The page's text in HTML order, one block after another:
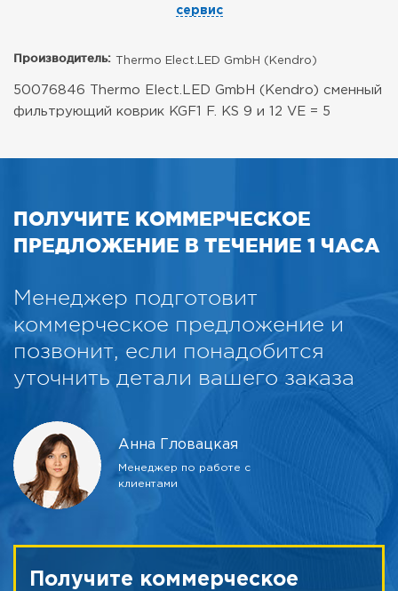
сервис
Производитель: Thermo Elect.LED GmbH (Kendro)
50076846 Thermo Elect.LED GmbH (Kendro) сменный
фильтрующий коврик KGF1 F. KS 9 и 12 VE = 5
ПОЛУЧИТЕ КОММЕРЧЕСКОЕ
ПРЕДЛОЖЕНИЕ В ТЕЧЕНИЕ 1 ЧАСА
Менеджер подготовит
коммерческое предложение и
позвонит, если понадобится
уточнить детали вашего заказа
Анна Гловацкая
Менеджер по работе с
клиентами
Получите коммерческое